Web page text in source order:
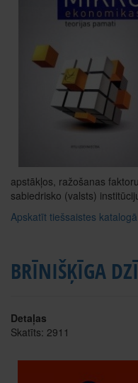
apstākļos, ražošanas
sabiedrisko (valsts)
Apskatīt tiešsaistes katalogā
BRĪNIŠĶĪGA
Detaļas
Skatīts: 2911